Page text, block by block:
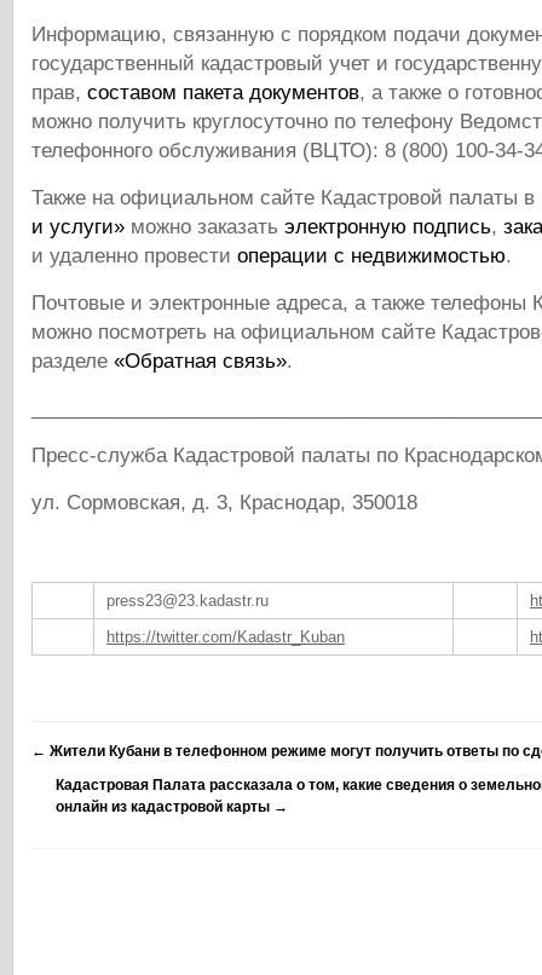
Информацию, связанную с порядком подачи
государственный кадастровый учет и
прав, составом пакета документов, а также о
можно получить круглосуточно по телефону
телефонного обслуживания (ВЦТО): 8 (800) 100-34-
Также на официальном сайте Кадастровой палаты в
и услуги» можно заказать электронную подпись,
и удаленно провести операции с недвижимостью.
Почтовые и электронные адреса, а также телефоны
можно посмотреть на официальном сайте
разделе «Обратная связь».
Пресс-служба Кадастровой палаты по
ул. Сормовская, д. 3, Краснодар, 350018
press23@23.kadastr.ru
https://twitter.com/Kadastr_Kuban
← Жители Кубани в телефонном режиме могут получить ответы по
Кадастровая Палата рассказала о том, какие сведения о
онлайн из кадастровой карты →